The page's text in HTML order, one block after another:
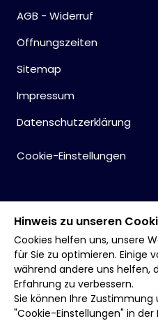
AGB - Widerruf
Öffnungszeiten
Sitemap
Impressum
Datenschutzerklärung
Cookie-Einstellungen
Hinweis zu unseren
Cookies helfen uns, unsere
für Sie zu optimieren. Einige
während andere uns helfen,
Erfahrung zu verbessern.
Sie können Ihre
"Cookie-Einstellungen" in